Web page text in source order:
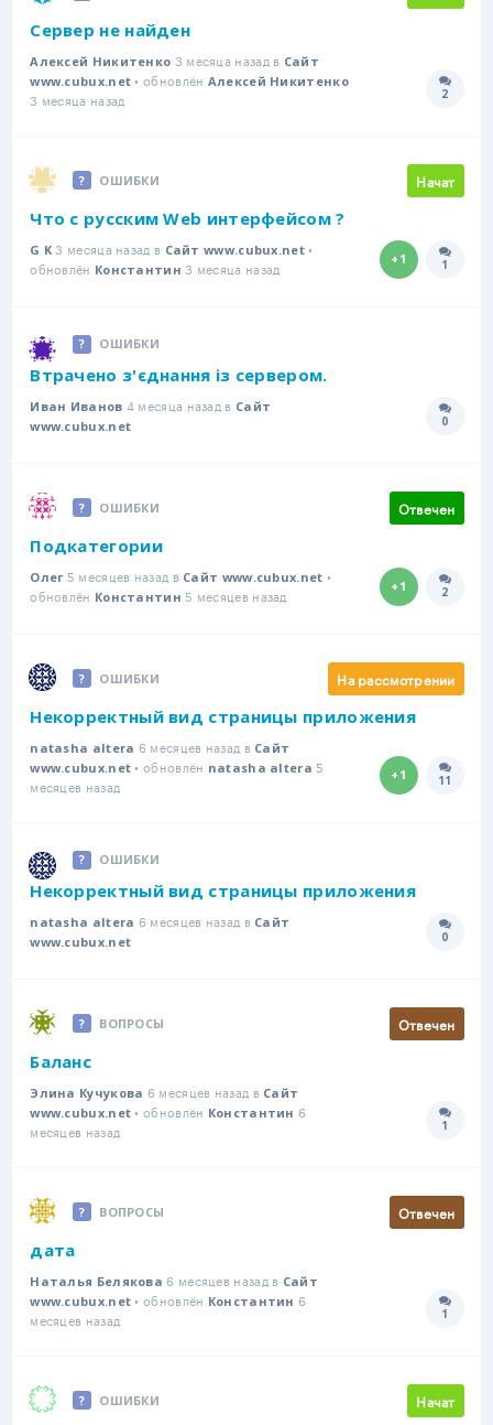
Сервер не найден
Алексей Никитенко 3 месяца назад в Сайт
www.cubux.net • обновлён Алексей Никитенко
3 месяца назад 2
ОШИБКИ Начат
Что с русским Web интерфейсом ?
G K 3 месяца назад в Сайт www.cubux.net•
обновлён Константин 3 месяца назад +1 1
ОШИБКИ
Втрачено з'єднання із сервером.
Иван Иванов 4 месяца назад в Сайт
www.cubux.net
0
ОШИБКИ Отвечен
Подкатегории
Олег5 месяцев назад в Сайт www.cubux.net •
обновлён Константин 5 месяцев назад +1 2
ОШИБКИ На рассмотрении
Некорректный вид страницы приложения
natasha altera 6 месяцев назад в Сайт
www.cubux.net • обновлён natasha altera 5
месяцев назад
+1 11
ОШИБКИ
Некорректный вид страницы приложения
natasha altera 6 месяцев назад в Сайт
www.cubux.net
0
ВОПРОСЫ Отвечен
Баланс
Элина Кучукова 6 месяцев назад в Сайт
www.cubux.net • обновлён Константин 6
месяцев назад
1
ВОПРОСЫ Отвечен
дата
Наталья Белякова 6 месяцев назад в Сайт
www.cubux.net • обновлён Константин 6
месяцев назад
1
ОШИБКИ Начат